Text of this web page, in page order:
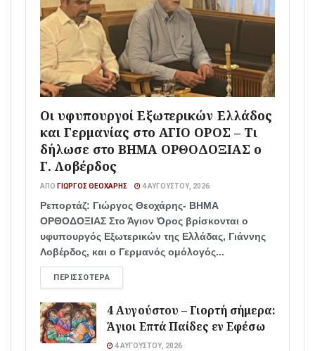
Οι υφυπουργοί Εξωτερικών Ελλάδος
και Γερμανίας στο ΑΓΙΟ ΟΡΟΣ – Τι
δήλωσε στο ΒΗΜΑ ΟΡΘΟΔΟΞΙΑΣ ο
Γ. Λοβέρδος
ΑΠΌ ΓΙΏΡΓΟΣ ΘΕΟΧΆΡΗΣ 4 ΑΥΓΟΎΣΤΟΥ, 2026
Ρεπορτάζ: Γιώργος Θεοχάρης- ΒΗΜΑ
ΟΡΘΟΔΟΞΙΑΣ Στο Άγιον Όρος βρίσκονται ο
υφυπουργός Εξωτερικών της Ελλάδας, Γιάννης
Λοβέρδος, και ο Γερμανός ομόλογός...
ΠΕΡΙΣΣΌΤΕΡΑ
4 Αυγούστου – Γιορτή σήμερα:
Άγιοι Επτά Παίδες εν Εφέσω
4 ΑΥΓΟΎΣΤΟΥ, 2026